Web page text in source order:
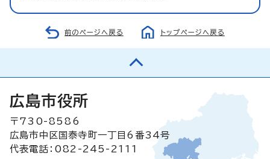
前のページへ戻る トップページへ戻る
広島市役所
〒730-8586
広島市中区国泰寺町一丁目6番34号
代表電話：082-245-2111